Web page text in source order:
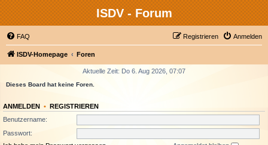
ISDV - Forum
FAQ Anmelden
Registrieren
ISDV-Homepage Foren
Aktuelle Zeit: Do 6. Aug 2026, 07:07
Dieses Board hat keine Foren.
ANMELDEN • REGISTRIEREN
Benutzername:
Passwort: